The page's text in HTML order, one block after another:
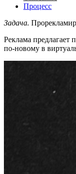
Процесс
Задача.
Реклама предлагает
по-новому в